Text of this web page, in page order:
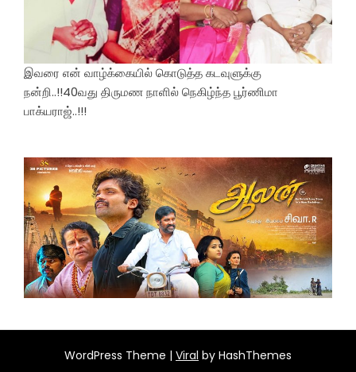
இவரை என் வாழ்க்கையில் கொடுத்த கடவுளுக்கு
நன்றி..!!40வது திருமண நாளில் நெகிழ்ந்த பூர்ணிமா
பாக்யராஜ்..!!!
WordPress Theme | Viral by HashThemes